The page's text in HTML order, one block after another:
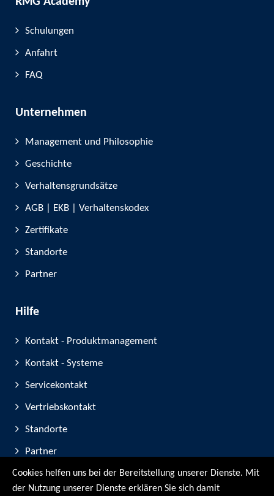
Schulungen
Anfahrt
FAQ
Unternehmen
Management und Philosophie
Geschichte
Verhaltensgrundsätze
AGB | EKB | Verhaltenskodex
Zertifikate
Standorte
Partner
Hilfe
Kontakt - Produktmanagement
Kontakt - Systeme
Servicekontakt
Vertriebskontakt
Standorte
Partner
Geräte-Registrierung
Cookies helfen uns bei der Bereitstellung unserer Dienste. Mit
der Nutzung unserer Dienste erklären Sie sich damit